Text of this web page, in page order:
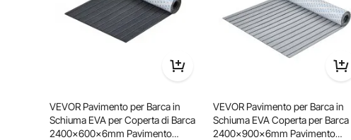
VEVOR Pavimento per Barca in
Schiuma EVA per Coperta di Barca
2400x600x6mm Pavimento
VEVOR Pavimento per Barca in
Schiuma EVA Coperta per Barca
2400x900x6mm Pavimento